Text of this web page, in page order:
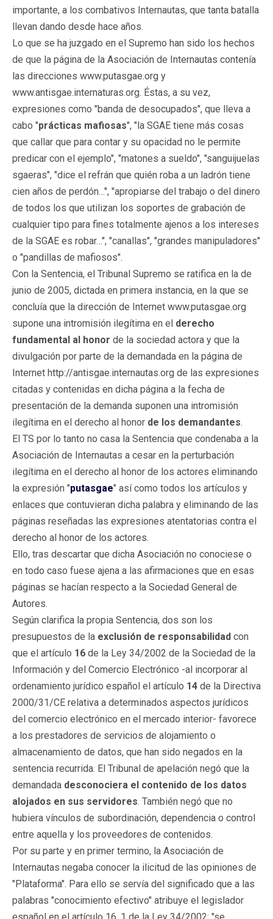
importante, a los combativos Internautas, que tanta batalla
llevan dando desde hace años.
Lo que se ha juzgado en el Supremo han sido los hechos
de que la página de la Asociación de Internautas contenía
las direcciones www.putasgae.org y
www.antisgae.internaturas.org. Éstas, a su vez,
expresiones como "banda de desocupados", que lleva a
cabo "prácticas mafiosas", "la SGAE tiene más cosas
que callar que para contar y su opacidad no le permite
predicar con el ejemplo", "matones a sueldo", "sanguijuelas
sgaeras", "dice el refrán que quién roba a un ladrón tiene
cien años de perdón…", "apropiarse del trabajo o del dinero
de todos los que utilizan los soportes de grabación de
cualquier tipo para fines totalmente ajenos a los intereses
de la SGAE es robar…", "canallas", "grandes manipuladores"
o "pandillas de mafiosos".
Con la Sentencia, el Tribunal Supremo se ratifica en la de
junio de 2005, dictada en primera instancia, en la que se
concluía que la dirección de Internet www.putasgae.org
supone una intromisión ilegítima en el derecho
fundamental al honor de la sociedad actora y que la
divulgación por parte de la demandada en la página de
Internet http://antisgae.internautas.org de las expresiones
citadas y contenidas en dicha página a la fecha de
presentación de la demanda suponen una intromisión
ilegítima en el derecho al honor de los demandantes.
El TS por lo tanto no casa la Sentencia que condenaba a la
Asociación de Internautas a cesar en la perturbación
ilegítima en el derecho al honor de los actores eliminando
la expresión "putasgae" así como todos los artículos y
enlaces que contuvieran dicha palabra y eliminando de las
páginas reseñadas las expresiones atentatorias contra el
derecho al honor de los actores.
Ello, tras descartar que dicha Asociación no conociese o
en todo caso fuese ajena a las afirmaciones que en esas
páginas se hacían respecto a la Sociedad General de
Autores.
Según clarifica la propia Sentencia, dos son los
presupuestos de la exclusión de responsabilidad con
que el artículo 16 de la Ley 34/2002 de la Sociedad de la
Información y del Comercio Electrónico -al incorporar al
ordenamiento jurídico español el artículo 14 de la Directiva
2000/31/CE relativa a determinados aspectos jurídicos
del comercio electrónico en el mercado interior- favorece
a los prestadores de servicios de alojamiento o
almacenamiento de datos, que han sido negados en la
sentencia recurrida. El Tribunal de apelación negó que la
demandada desconociera el contenido de los datos
alojados en sus servidores. También negó que no
hubiera vínculos de subordinación, dependencia o control
entre aquella y los proveedores de contenidos.
Por su parte y en primer termino, la Asociación de
Internautas negaba conocer la ilicitud de las opiniones de
"Plataforma". Para ello se servía del significado que a las
palabras "conocimiento efectivo" atribuye el legislador